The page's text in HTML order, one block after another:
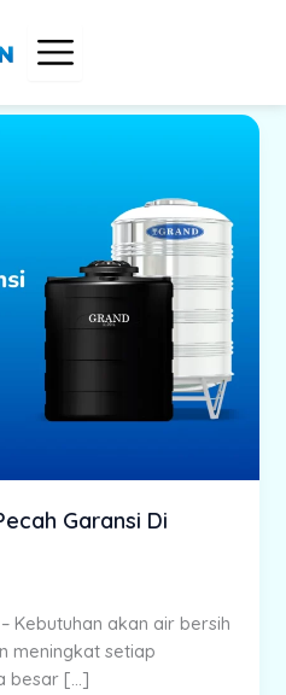
Garansi Di
Kebutuhan akan air bersih
meningkat setiap
besar […]